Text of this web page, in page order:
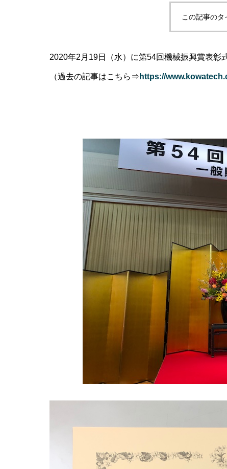
この記事の
2020年2月19日（水）に第54回機械振興賞表彰
（過去の記事はこちら⇒ https://